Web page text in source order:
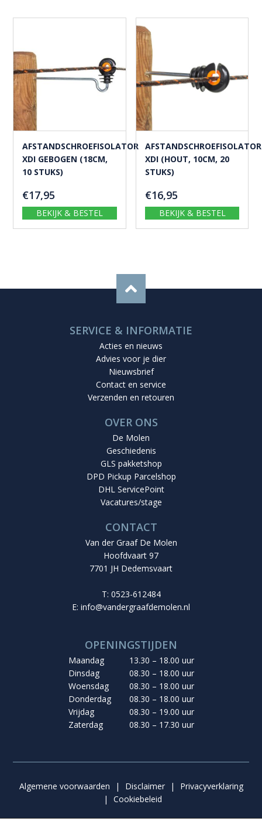
AFSTANDSCHROEFISOLATOR
XDI GEBOGEN (18CM,
10 STUKS)
€17,95
BEKIJK & BESTEL
AFSTANDSCHROEFISOLATOR
XDI (HOUT, 10CM, 20
STUKS)
€16,95
BEKIJK & BESTEL
SERVICE & INFORMATIE
Acties en nieuws
Advies voor je dier
Nieuwsbrief
Contact en service
Verzenden en retouren
OVER ONS
De Molen
Geschiedenis
GLS pakketshop
DPD Pickup Parcelshop
DHL ServicePoint
Vacatures/stage
CONTACT
Van der Graaf De Molen
Hoofdvaart 97
7701 JH Dedemsvaart
T: 0523-612484
E: info@vandergraafdemolen.nl
OPENINGSTIJDEN
Maandag
13.30 – 18.00 uur
Dinsdag
08.30 – 18.00 uur
Woensdag
08.30 – 18.00 uur
Donderdag
08.30 – 18.00 uur
Vrijdag
08.30 – 19.00 uur
Zaterdag
08.30 – 17.30 uur
Algemene voorwaarden | Disclaimer |
Privacyverklaring
|
Cookiebeleid